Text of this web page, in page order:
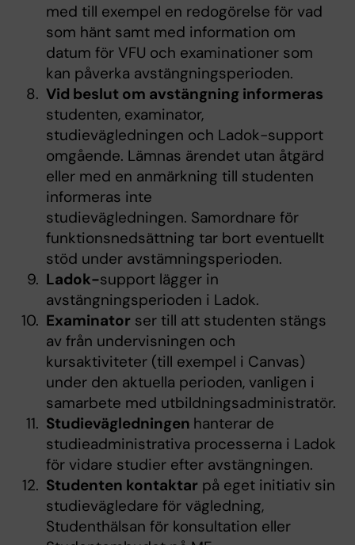
med till exempel en redogörelse för vad
som hänt samt med information om
datum för VFU och examinationer som
kan påverka avstängningsperioden.
Vid beslut om avstängning informeras
studenten, examinator,
studievägledningen och Ladok-support
omgående. Lämnas ärendet utan åtgärd
eller med en anmärkning till studenten
informeras inte
studievägledningen. Samordnare för
funktionsnedsättning tar bort eventuellt
stöd under avstämningsperioden.
Ladok-support lägger in
avstängningsperioden i Ladok.
Examinator ser till att studenten stängs
av från undervisningen och
kursaktiviteter (till exempel i Canvas)
under den aktuella perioden, vanligen i
samarbete med utbildningsadministratör.
Studievägledningen hanterar de
studieadministrativa processerna i Ladok
för vidare studier efter avstängningen.
Studenten kontaktar på eget initiativ sin
studievägledare för vägledning,
Studenthälsan för konsultation eller